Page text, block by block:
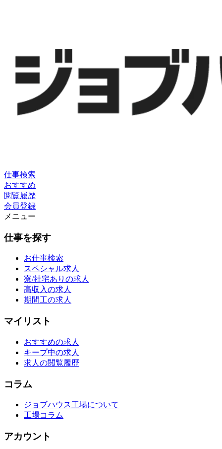
仕事検索
おすすめ
閲覧履歴
会員登録
メニュー
仕事を探す
お仕事検索
スペシャル求人
寮/社宅ありの求人
高収入の求人
期間工の求人
マイリスト
おすすめの求人
キープ中の求人
求人の閲覧履歴
コラム
ジョブハウス工場について
工場コラム
アカウント